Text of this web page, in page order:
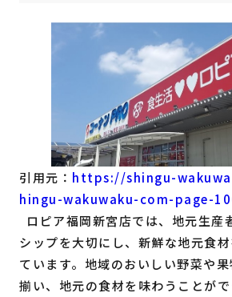
引用元： https://shingu-
hingu-wakuwaku-com-page-
ロピア福岡新宮店では、地元生産
シップを大切にし、新鮮な地元食
ています。地域のおいしい野菜や
揃い、地元の食材を味わうことがで